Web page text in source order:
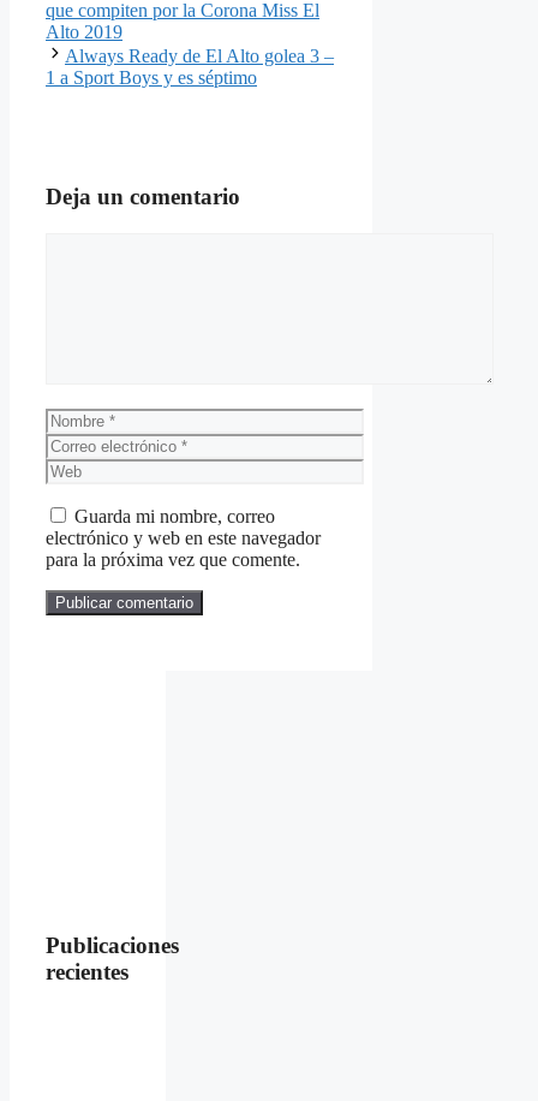
que compiten por la Corona Miss El
Alto 2019
Always Ready de El Alto golea 3 –
1 a Sport Boys y es séptimo
Deja un comentario
Nombre
Correo
electrónico
Web
Guarda mi nombre, correo
electrónico y web en este navegador
para la próxima vez que comente.
Publicaciones
recientes